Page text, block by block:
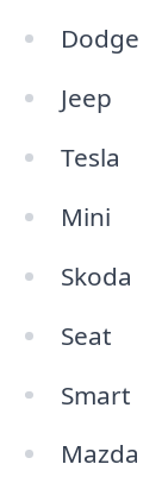
Dodge
Jeep
Tesla
Mini
Skoda
Seat
Smart
Mazda